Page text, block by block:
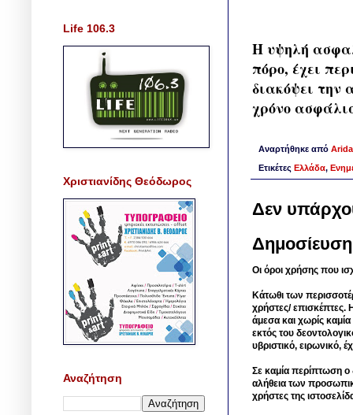
Η υψηλή
πόρο, έχει
διακόψει την
χρόνο
Αναρτήθηκε από
Ετικέτες Ελλάδα,
Δεν
Οι όροι χρήσης που
Κάτωθι των
χρήστες/ επισκέπτες.
άμεσα και χωρίς
εκτός του
υβριστικό, ειρωνικό,
Σε καμία περίπτωση ο
αλήθεια των
χρήστες της
Life 106.3
Χριστιανίδης Θεόδωρος
Αναζήτηση